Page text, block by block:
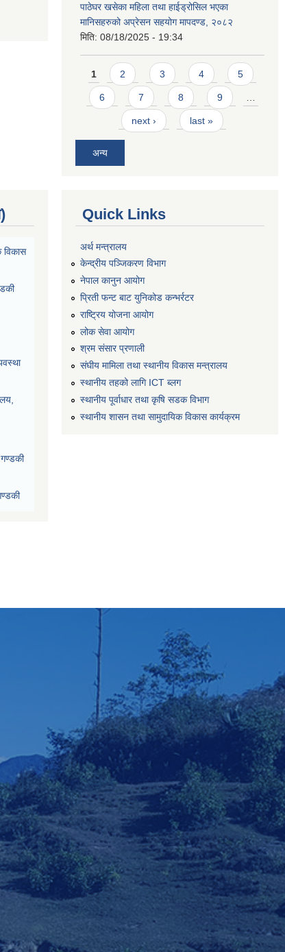
पाठेघर खसेका महिला तथा हाईड्रोसिल भएका
मानिसहरुको अप्रेसन सहयोग मापदण्ड, २०८२
मिति: 08/18/2025 - 19:34
Pages
1 2 3 4 5
6 7 8 9 …
next › last »
अन्य
विकास
Quick Links
अर्थ मन्त्रालय
केन्द्रीय पञ्जिकरण विभाग
नेपाल कानुन आयोग
प्रिती फन्ट बाट युनिकोड कन्भर्रटर
राष्ट्रिय योजना आयोग
लोक सेवा आयोग
श्रम संसार प्रणाली
संघीय मामिला तथा स्थानीय विकास मन्त्रालय
स्थानीय तहको लागि ICT ब्लग
स्थानीय पूर्वाधार तथा कृषि सडक विभाग
स्थानीय शासन तथा सामुदायिक विकास कार्यक्रम